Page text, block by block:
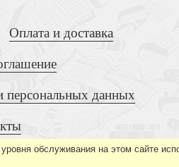
Сейерс М., Кан А. Тайная война
Дело чести. Быт русских
Оплата и доставка
персональных данных
обслуживания на этом сайте